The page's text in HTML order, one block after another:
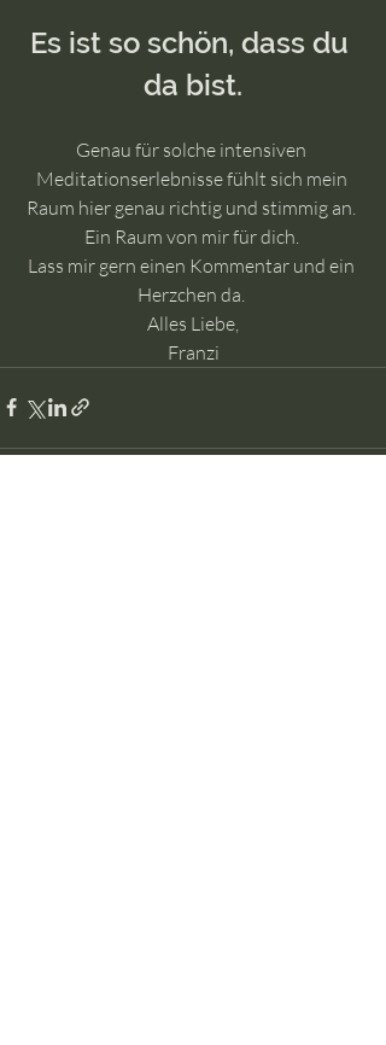
Es ist so schön, dass du
da bist.
Genau für solche intensiven
Meditationserlebnisse fühlt sich mein
Raum hier genau richtig und stimmig an.
Ein Raum von mir für dich.
Lass mir gern einen Kommentar und ein
Herzchen da.
Alles Liebe,
Franzi